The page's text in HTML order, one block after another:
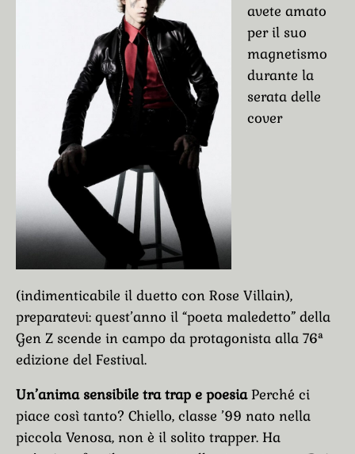
avete amato
per il suo
magnetismo
durante la
serata delle
cover
(indimenticabile il duetto con Rose Villain),
preparatevi: quest’anno il “poeta maledetto” della
Gen Z scende in campo da protagonista alla 76ª
edizione del Festival.
Un’anima sensibile tra trap e poesiaPerché ci
piace così tanto? Chiello, classe ’99 nato nella
piccola Venosa, non è il solito trapper. Ha